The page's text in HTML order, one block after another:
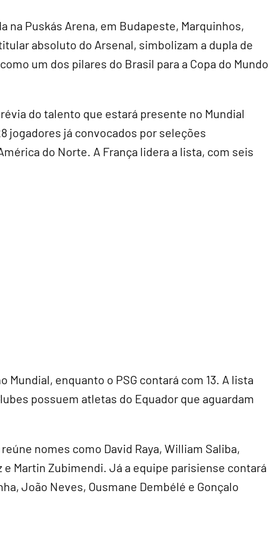
na Puskás Arena, em Budapeste, Marquinhos,
absoluto do Arsenal, simbolizam a dupla de
um dos pilares do Brasil para a Copa do Mundo
do talento que estará presente no Mundial
jogadores já convocados por seleções
do Norte. A França lidera a lista, com seis
Mundial, enquanto o PSG contará com 13. A lista
possuem atletas do Equador que aguardam
nomes como David Raya, William Saliba,
e Martin Zubimendi. Já a equipe parisiense contará
João Neves, Ousmane Dembélé e Gonçalo